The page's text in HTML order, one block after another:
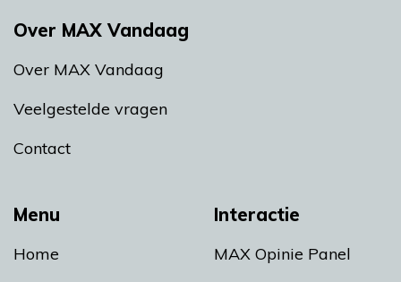
Menu
Home
Interactie
MAX Opinie Panel
Over MAX Vandaag
Over MAX Vandaag
Veelgestelde vragen
Contact